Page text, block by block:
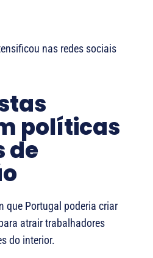
nas redes sociais
políticas
de
que Portugal poderia criar
atrair trabalhadores
do interior.